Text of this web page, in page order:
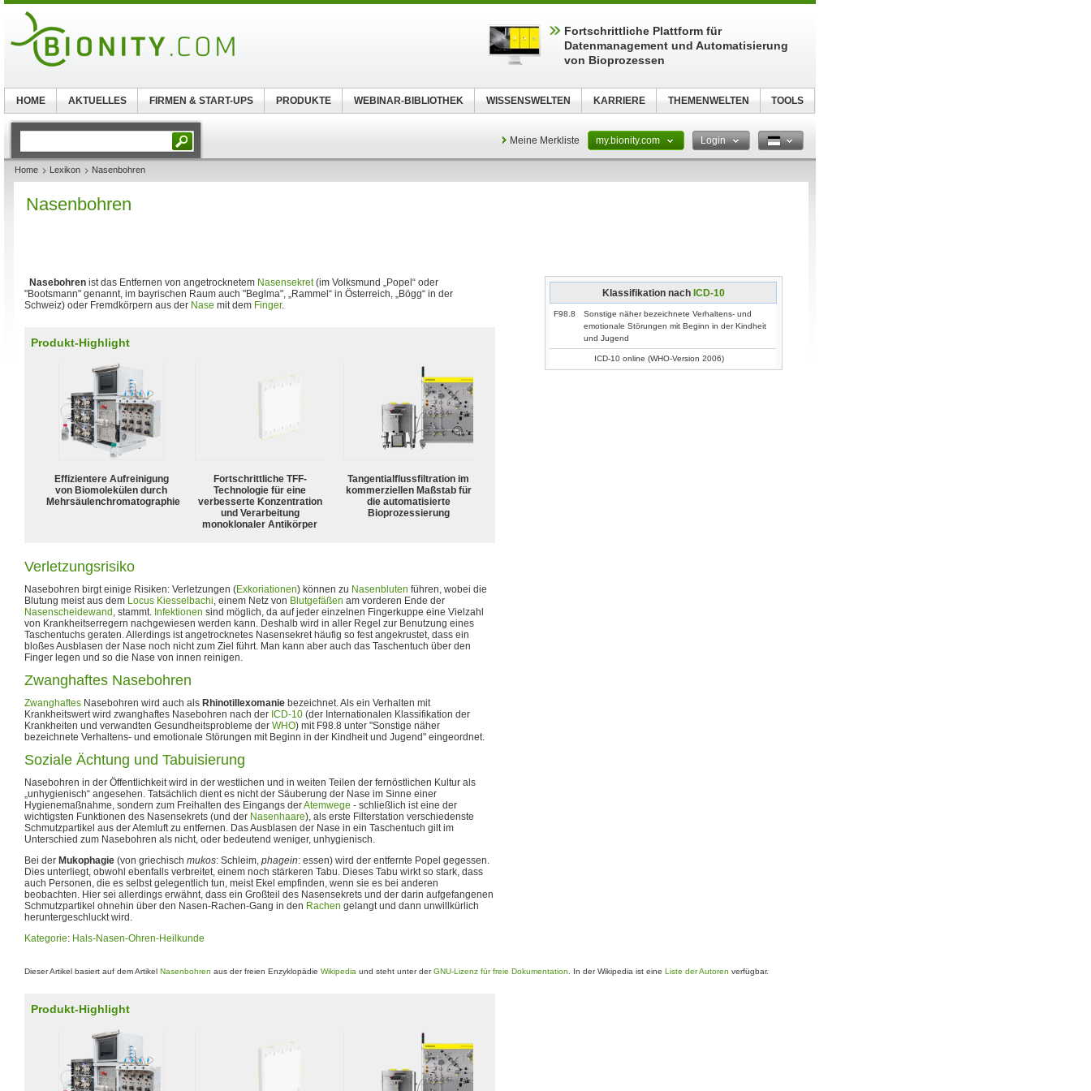
Meine Merkliste my.bionity.com Login
Home Lexikon Nasenbohren
Nasenbohren
Klassifikation nach ICD-10
F98.8
Sonstige näher bezeichnete Verhaltens- und
emotionale Störungen mit Beginn in der Kindheit
und Jugend
ICD-10 online (WHO-Version 2006)
Nasebohren ist das Entfernen von angetrocknetem Nasensekret(im Volksmund „Popel“ oder
"Bootsmann" genannt, im bayrischen Raum auch "Beglma", „Rammel“ in Österreich, „Bögg“ in der
Schweiz) oder Fremdkörpern aus der Nase mit dem Finger.
Produkt-Highlight
Effizientere Aufreinigung
von Biomolekülen durch
Mehrsäulenchromatographie
Fortschrittliche TFF-
Technologie für eine
verbesserte Konzentration
und Verarbeitung
monoklonaler Antikörper
Tangentialflussfiltration im
kommerziellen Maßstab für
die automatisierte
Bioprozessierung
Verletzungsrisiko
Nasebohren birgt einige Risiken: Verletzungen (Exkoriationen) können zu Nasenbluten führen, wobei die
Blutung meist aus dem Locus Kiesselbachi, einem Netz von Blutgefäßen am vorderen Ende der
Nasenscheidewand , stammt. Infektionen sind möglich, da auf jeder einzelnen Fingerkuppe eine Vielzahl
von Krankheitserregern nachgewiesen werden kann. Deshalb wird in aller Regel zur Benutzung eines
Taschentuchs geraten. Allerdings ist angetrocknetes Nasensekret häufig so fest angekrustet, dass ein
bloßes Ausblasen der Nase noch nicht zum Ziel führt. Man kann aber auch das Taschentuch über den
Finger legen und so die Nase von innen reinigen.
Zwanghaftes Nasebohren
Zwanghaftes Nasebohren wird auch als Rhinotillexomanie bezeichnet. Als ein Verhalten mit
Krankheitswert wird zwanghaftes Nasebohren nach der ICD-10 (der Internationalen Klassifikation der
Krankheiten und verwandten Gesundheitsprobleme der WHO) mit F98.8 unter "Sonstige näher
bezeichnete Verhaltens- und emotionale Störungen mit Beginn in der Kindheit und Jugend" eingeordnet.
Soziale Ächtung und Tabuisierung
Nasebohren in der Öffentlichkeit wird in der westlichen und in weiten Teilen der fernöstlichen Kultur als
„unhygienisch“ angesehen. Tatsächlich dient es nicht der Säuberung der Nase im Sinne einer
Hygienemaßnahme, sondern zum Freihalten des Eingangs derAtemwege - schließlich ist eine der
wichtigsten Funktionen des Nasensekrets (und der Nasenhaare), als erste Filterstation verschiedenste
Schmutzpartikel aus der Atemluft zu entfernen. Das Ausblasen der Nase in ein Taschentuch gilt im
Unterschied zum Nasebohren als nicht, oder bedeutend weniger, unhygienisch.
Bei der Mukophagie (von griechisch mukos: Schleim, phagein: essen) wird der entfernte Popel gegessen.
Dies unterliegt, obwohl ebenfalls verbreitet, einem noch stärkeren Tabu. Dieses Tabu wirkt so stark, dass
auch Personen, die es selbst gelegentlich tun, meist Ekel empfinden, wenn sie es bei anderen
beobachten. Hier sei allerdings erwähnt, dass ein Großteil des Nasensekrets und der darin aufgefangenen
Schmutzpartikel ohnehin über den Nasen-Rachen-Gang in den Rachen gelangt und dann unwillkürlich
heruntergeschluckt wird.
Kategorie: Hals-Nasen-Ohren-Heilkunde
Dieser Artikel basiert auf dem Artikel Nasenbohren aus der freien Enzyklopädie Wikipedia und steht unter derGNU-Lizenz für freie Dokumentation . In der Wikipedia ist eine Liste der Autoren verfügbar.
Produkt-Highlight
Fortschrittliche Plattform für
Datenmanagement und Automatisierung
von Bioprozessen
HOME AKTUELLES FIRMEN & START-UPS PRODUKTE WEBINAR-BIBLIOTHEK WISSENSWELTEN KARRIERE THEMENWELTEN TOOLS